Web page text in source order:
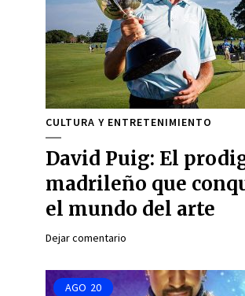
CULTURA Y ENTRETENIMIENTO
David Puig: El
madrileño que
el mundo del arte
Dejar comentario
AGO 20